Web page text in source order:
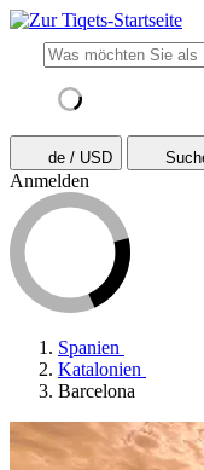
de / USD
Anmelden
Spanien
Katalonien
Barcelona